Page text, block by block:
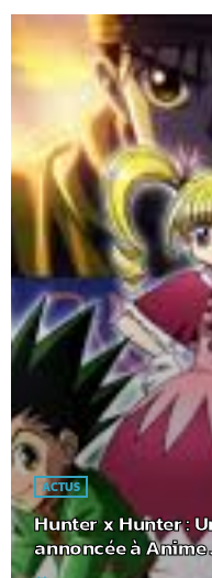
ACTUS
Hunter x Hunter :
annoncée à Anime